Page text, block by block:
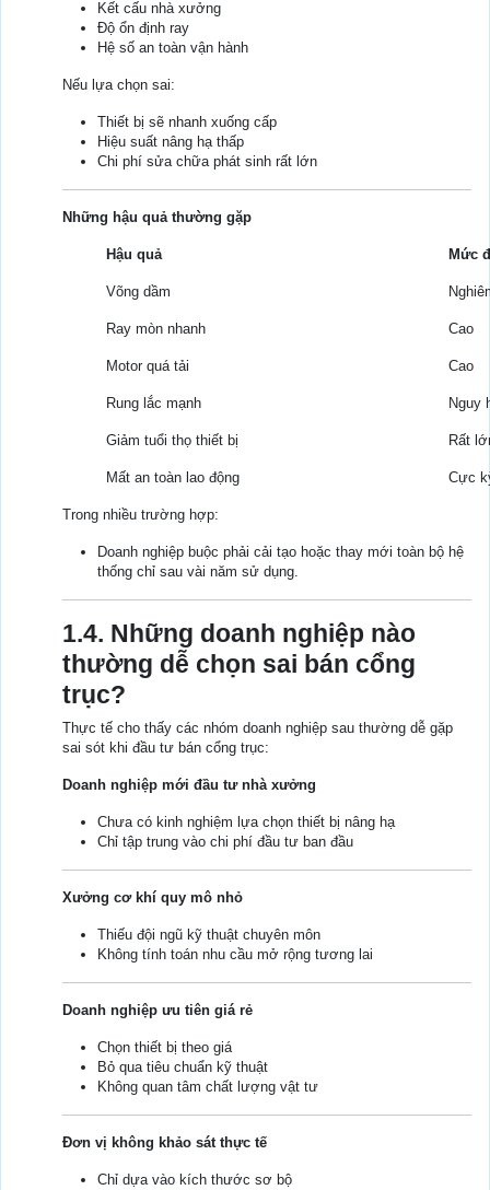
Kết cấu nhà xưởng
Độ ổn định ray
Hệ số an toàn vận hành
Nếu lựa chọn sai:
Thiết bị sẽ nhanh xuống cấp
Hiệu suất nâng hạ thấp
Chi phí sửa chữa phát sinh rất lớn
Những hậu quả thường gặp
Hậu quả Mức
Võng dầm
Ray mòn nhanh Cao
Motor quá tải Cao
Rung lắc mạnh Nguy
Giảm tuổi thọ thiết bị Rất
Mất an toàn lao động Cực
Trong nhiều trường hợp:
Doanh nghiệp buộc phải cải tạo hoặc thay mới toàn bộ hệ
thống chỉ sau vài năm sử dụng.
1.4. Những doanh nghiệp nào
thường dễ chọn sai bán cổng
trục?
Thực tế cho thấy các nhóm doanh nghiệp sau thường dễ gặp
sai sót khi đầu tư bán cổng trục:
Doanh nghiệp mới đầu tư nhà xưởng
Chưa có kinh nghiệm lựa chọn thiết bị nâng hạ
Chỉ tập trung vào chi phí đầu tư ban đầu
Xưởng cơ khí quy mô nhỏ
Thiếu đội ngũ kỹ thuật chuyên môn
Không tính toán nhu cầu mở rộng tương lai
Doanh nghiệp ưu tiên giá rẻ
Chọn thiết bị theo giá
Bỏ qua tiêu chuẩn kỹ thuật
Không quan tâm chất lượng vật tư
Đơn vị không khảo sát thực tế
Chỉ dựa vào kích thước sơ bộ